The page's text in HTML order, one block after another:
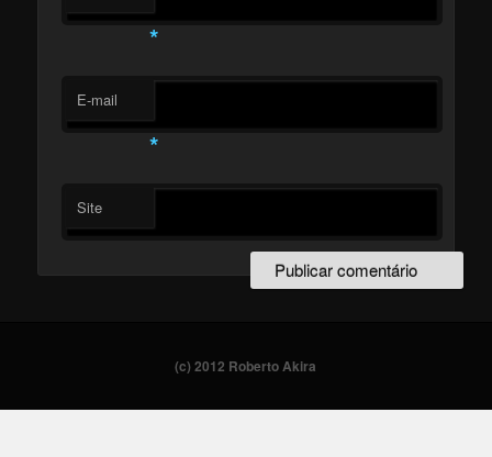
*
E-mail
*
Site
(c) 2012 Roberto Akira